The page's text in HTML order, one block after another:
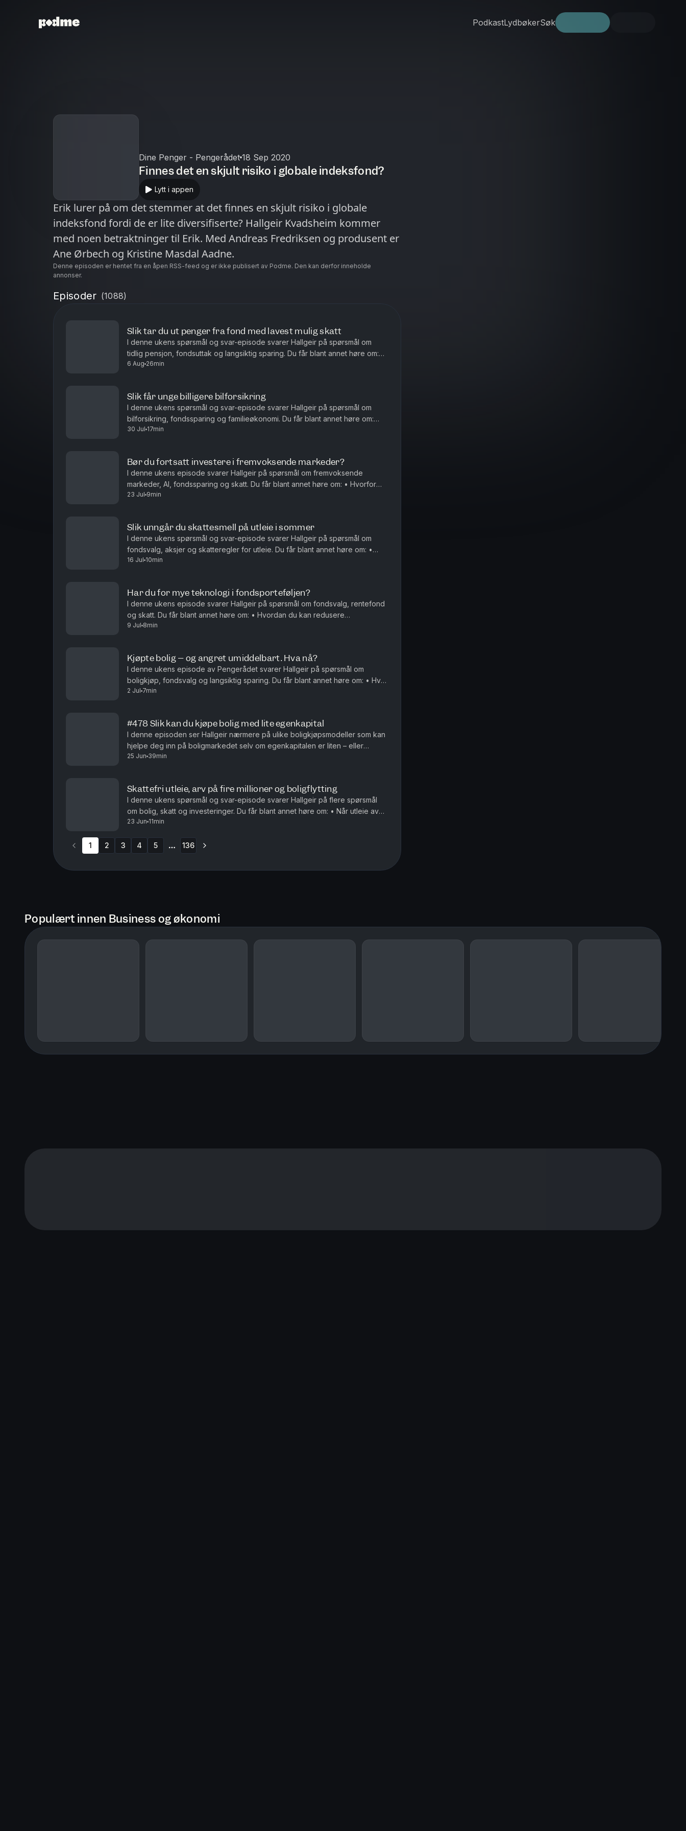
PodkastLydbøkerSøk
Dine Penger - Pengerådet 18 Sep 2020
Finnes det en skjult risiko i globale indeksfond?
Lytt i appen
Erik lurer på om det stemmer at det finnes en skjult risiko i globale
indeksfond fordi de er lite diversifiserte? Hallgeir Kvadsheim kommer
med noen betraktninger til Erik. Med Andreas Fredriksen og produsent er
Ane Ørbech og Kristine Masdal Aadne.
Denne episoden er hentet fra en åpen RSS-feed og er ikke publisert av Podme. Den kan derfor inneholde
annonser.
Episoder (1088)
Slik tar du ut penger fra fond med lavest mulig skatt
I denne ukens spørsmål og svar-episode svarer Hallgeir på spørsmål om
tidlig pensjon, fondsuttak og langsiktig sparing. Du får blant annet høre om:
Hvor mye du kan ta ut fra en stor fondsportefølje hv...
6 Aug 26min
Slik får unge billigere bilforsikring
I denne ukens spørsmål og svar-episode svarer Hallgeir på spørsmål om
bilforsikring, fondssparing og familieøkonomi. Du får blant annet høre om:
Hvordan unge sjåfører kan få billigere bilforsikring – ...
30 Jul 17min
Bør du fortsatt investere i fremvoksende markeder?
I denne ukens episode svarer Hallgeir på spørsmål om fremvoksende
markeder, AI, fondssparing og skatt. Du får blant annet høre om: • Hvorfor
fremvoksende markeder fortsatt kan være en viktig del av en...
23 Jul 9min
Slik unngår du skattesmell på utleie i sommer
I denne ukens spørsmål og svar-episode svarer Hallgeir på spørsmål om
fondsvalg, aksjer og skatteregler for utleie. Du får blant annet høre om: •
Hvorfor flerfaktorfond har hengt etter vanlige indeksf...
16 Jul 10min
Har du for mye teknologi i fondsporteføljen?
I denne ukens episode svarer Hallgeir på spørsmål om fondsvalg, rentefond
og skatt. Du får blant annet høre om: • Hvordan du kan redusere
teknologivekten i porteføljen når du allerede sparer i globale...
9 Jul 8min
Kjøpte bolig – og angret umiddelbart. Hva nå?
I denne ukens episode av Pengerådet svarer Hallgeir på spørsmål om
boligkjøp, fondsvalg og langsiktig sparing. Du får blant annet høre om: • Hva
du bør gjøre dersom du kjøper bolig og raskt innser at ...
2 Jul 7min
#478 Slik kan du kjøpe bolig med lite egenkapital
I denne episoden ser Hallgeir nærmere på ulike boligkjøpsmodeller som kan
hjelpe deg inn på boligmarkedet selv om egenkapitalen er liten – eller
mangler helt. Du får blant annet høre om: • Hvordan del...
25 Jun 39min
Skattefri utleie, arv på fire millioner og boligflytting
I denne ukens spørsmål og svar-episode svarer Hallgeir på flere spørsmål
om bolig, skatt og investeringer. Du får blant annet høre om: • Når utleie av
den andre delen av en tomannsbolig kan bli skatte...
23 Jun 11min
1 2 3 4 5 136
Populært innen Business og økonomi